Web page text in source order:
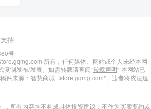
持
号
所有，任何媒体、网站或个人未经本网
制发布/发表。如需转载请查阅”转载声明“ 本网站已
件来源：智慧商城 | store.gqmg.com"，违者将依法追
所有内容均不构成具体投资建议，不作为买卖要约或